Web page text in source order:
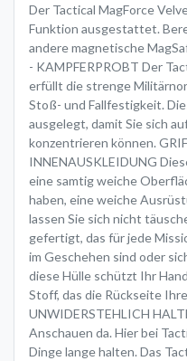
Der Tactical MagForce
Funktion ausgestattet.
andere magnetische
- KAMPFERPROBT Der
erfüllt die strenge
Stoß- und Fallfestigkeit.
ausgelegt, damit Sie sich
konzentrieren können.
INNENAUSKLEIDUNG
eine samtig weiche
haben, eine weiche
lassen Sie sich nicht
gefertigt, das für jede
im Geschehen sind oder
diese Hülle schützt Ihr
Stoff, das die Rückseite
UNWIDERSTEHLICH
Anschauen da. Hier bei
Dinge lange halten. Das